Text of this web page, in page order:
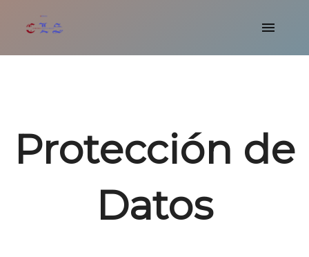
Protección de
Datos